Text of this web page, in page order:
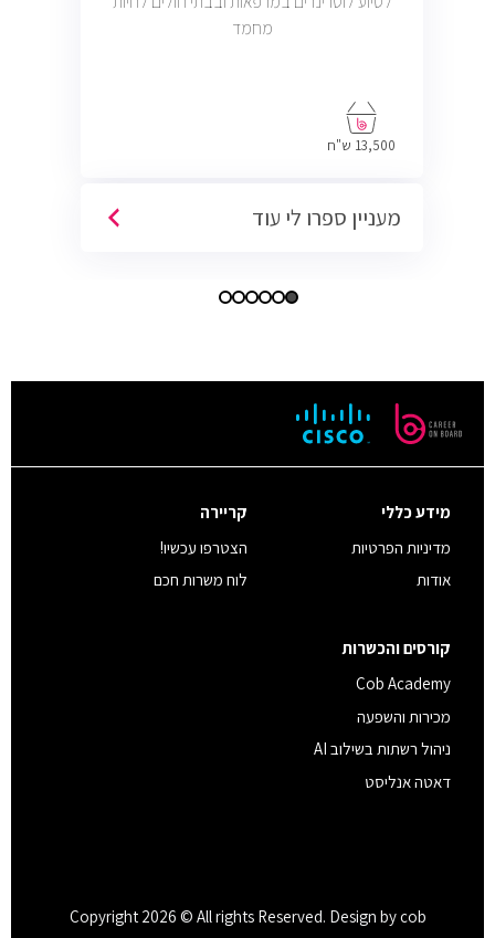
מחמד
13,500 ש"ח
מעניין ספרו לי עוד
מידע כללי
מדיניות הפרטיות
אודות
קריירה
הצטרפו עכשיו!
לוח משרות חכם
קורסים והכשרות
Cob Academy
מכירות והשפעה
ניהול רשתות בשילוב AI
דאטה אנליסט
Copyright 2026 © All rights Reserved. Design by cob